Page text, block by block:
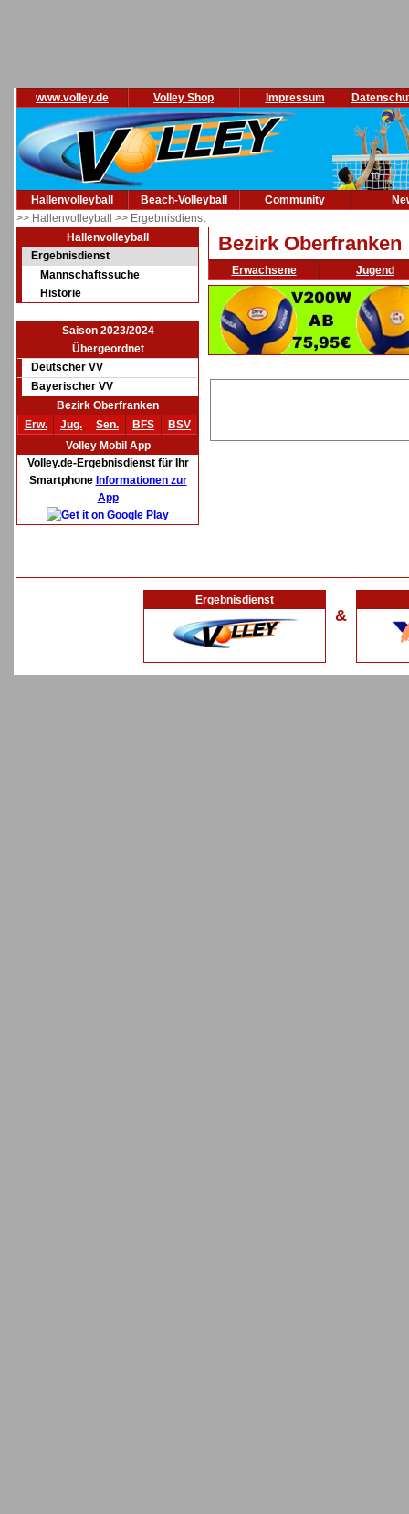
www.volley.de Volley Shop Impressum
Hallenvolleyball Beach-Volleyball Community
>> Hallenvolleyball >> Ergebnisdienst
Hallenvolleyball
Ergebnisdienst
Mannschaftssuche
Historie
Saison 2023/2024
Übergeordnet
Deutscher VV
Bayerischer VV
Bezirk Oberfranken
Erw.
Jug. Sen. BFS
BSV
Volley Mobil App
Volley.de-Ergebnisdienst für Ihr
Smartphone Informationen zur
App
Bezirk Oberfranken
Erwachsene Jugend
Ergebnisdienst
&